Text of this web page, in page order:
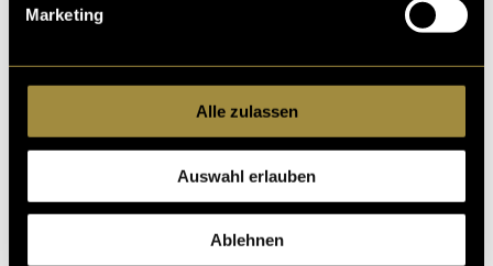
Marketing
Alle zulassen
Auswahl erlauben
Ablehnen